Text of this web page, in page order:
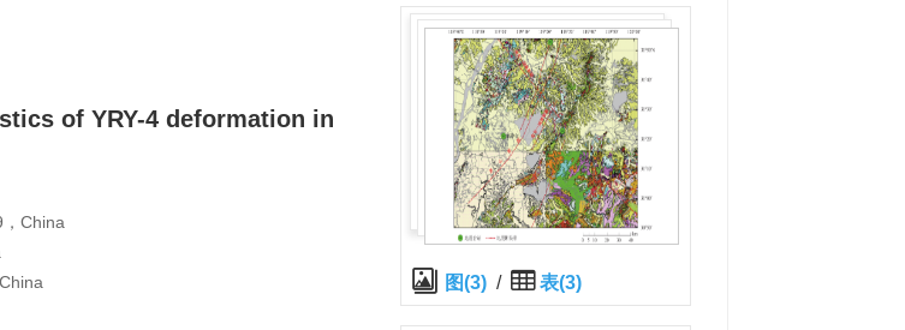
of YRY-4 deformation in
China
图(3) / 表(3)